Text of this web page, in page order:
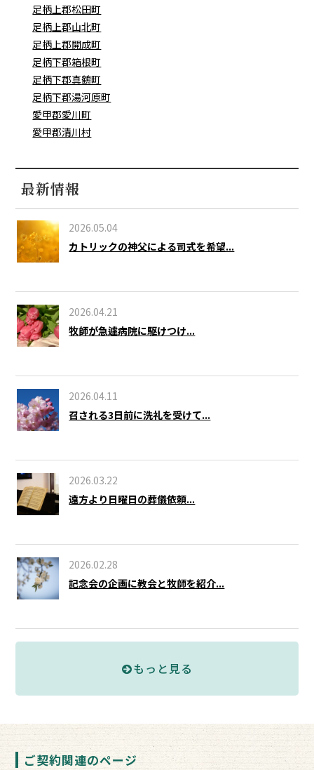
足柄上郡松田町
足柄上郡山北町
足柄上郡開成町
足柄下郡箱根町
足柄下郡真鶴町
足柄下郡湯河原町
愛甲郡愛川町
愛甲郡清川村
最新情報
2026.05.04
カトリックの神父による司式を希望...
2026.04.21
牧師が急遽病院に駆けつけ...
2026.04.11
召される3日前に洗礼を受けて...
2026.03.22
遠方より日曜日の葬儀依頼...
2026.02.28
記念会の企画に教会と牧師を紹介...
もっと見る
ご契約関連のページ